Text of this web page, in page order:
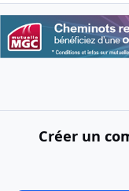
Créer un